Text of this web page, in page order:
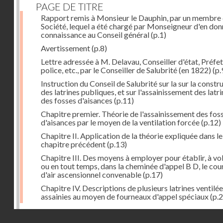
PAGE DE TITRE
Rapport remis à Monsieur le Dauphin, par un membre
Société, lequel a été chargé par Monseigneur d'en
connaissance au Conseil général(p.1)
Avertissement(p.8)
Lettre adressée à M. Delavau, Conseiller d'état,
police, etc., par le Conseiller de Salubrité (en 1822)
Instruction du Conseil de Salubrité sur la sur la
des latrines publiques, et sur l'assainissement des
des fosses d'aisances (p.11)
Chapitre premier. Théorie de l'assainissement des
d'aisances par le moyen de la ventilation forcée(p.12)
Chapitre II. Application de la théorie expliquée dans le
chapitre précédent(p.13)
Chapitre III. Des moyens à employer pour établir, à
ou en tout temps, dans la cheminée d'appel B D, le
d'air ascensionnel convenable(p.17)
Chapitre IV. Descriptions de plusieurs latrines
assainies au moyen de fourneaux d'appel spéciaux
Dernière image